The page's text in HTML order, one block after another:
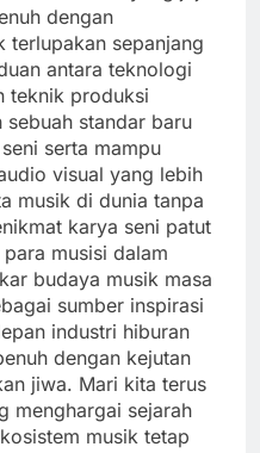
dengan
terlupakan sepanjang
antara teknologi
teknik produksi
standar baru
serta mampu
visual yang lebih
musik di dunia tanpa
karya seni patut
musisi dalam
budaya musik masa
sumber inspirasi
industri hiburan
dengan kejutan
jiwa. Mari kita terus
menghargai sejarah
musik tetap